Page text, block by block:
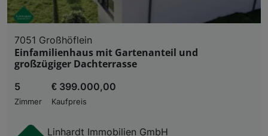
7051 Großhöflein
Einfamilienhaus mit Gartenanteil und
großzügiger Dachterrasse
5
Zimmer
€ 399.000,00
Kaufpreis
Linhardt Immobilien GmbH